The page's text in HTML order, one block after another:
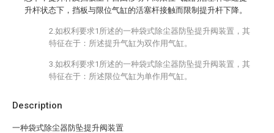
Description
一种袋式除尘器防坠提升阀装置
升杆状态下，挡板与限位气缸的活塞杆接触而限制提升杆下降。
2.如权利要求1所述的一种袋式除尘器防坠提升阀装置，其
特征在于：所述提升气缸为双作用气缸。
3.如权利要求1所述的一种袋式除尘器防坠提升阀装置，其
特征在于：所述限位气缸为单作用气缸。